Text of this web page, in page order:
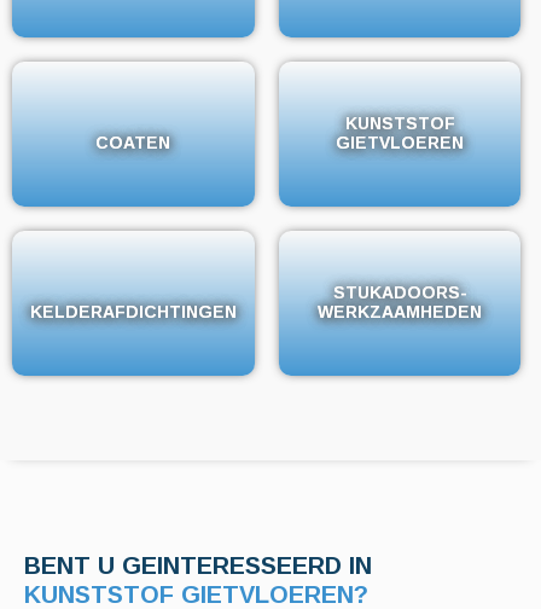
COATEN
COATEN
KUNSTSTOF
GIETVLOEREN
KUNSTSTOF
GIETVLOEREN
KELDERAFDICHTINGEN
KELDERAFDICHTINGEN
STUKADOORS-
WERKZAAMHEDEN
STUKADOORS-
WERKZAAMHEDEN
BENT U GEINTERESSEERD IN
KELDERAFDICHTINGEN?